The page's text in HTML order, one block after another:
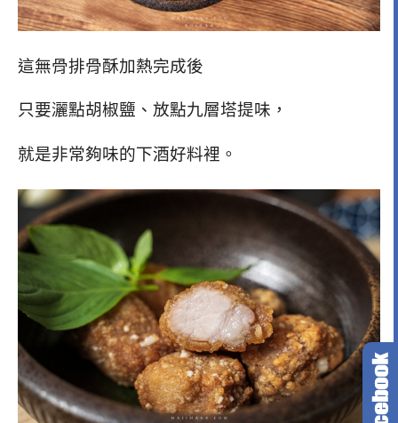
這無骨排骨酥加熱完成後
只要灑點胡椒鹽、放點九層塔提味，
就是非常夠味的下酒好料裡。